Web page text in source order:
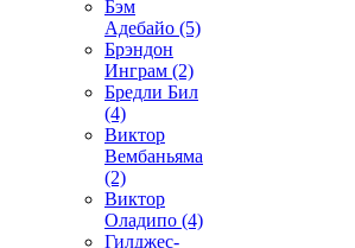
Бэм
Адебайо (5)
Брэндон
Инграм (2)
Бредли Бил
(4)
Виктор
Вембаньяма
(2)
Виктор
Оладипо (4)
Гилджес-